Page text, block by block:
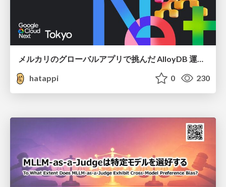
メルカリのグローバルアプリで挑んだ AlloyDB 運用と課題解決の実践記
hatappi
0 230